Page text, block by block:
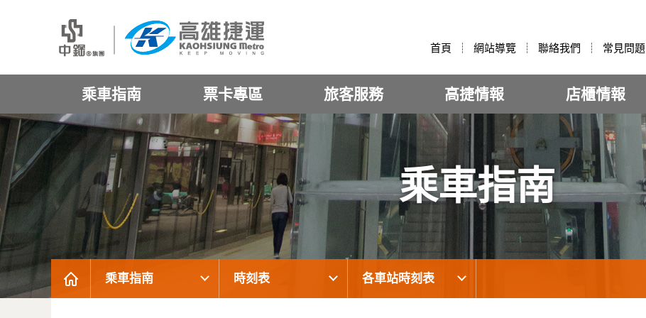
首頁 網站導覽 聯絡我們 常見問題
乘車指南 票卡專區 旅客服務 高捷情報 店櫃情報
乘車指南
乘車指南 時刻表 各車站時刻表